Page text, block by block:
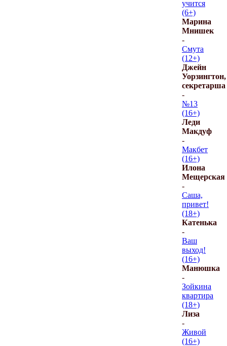
учится
(6+)
Марина
Мнишек
-
Смута
(12+)
Джейн
Уорзингтон,
секретарша
-
№13
(16+)
Леди
Макдуф
-
Макбет
(16+)
Илона
Мещерская
-
Саша,
привет!
(18+)
Катенька
-
Ваш
выход!
(16+)
Манюшка
-
Зойкина
квартира
(18+)
Лиза
-
Живой
(16+)